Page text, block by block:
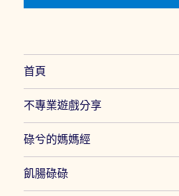
首頁
不專業遊戲分享
碌兮的媽媽經
飢腸碌碌